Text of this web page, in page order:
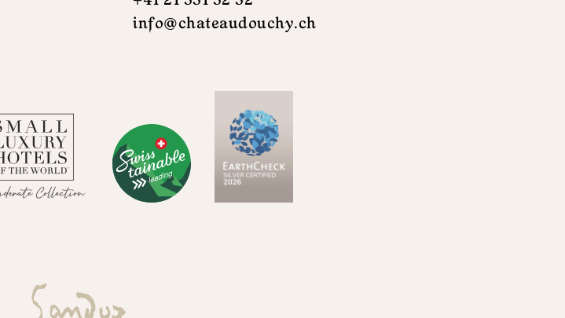
info@chateaudouchy.ch